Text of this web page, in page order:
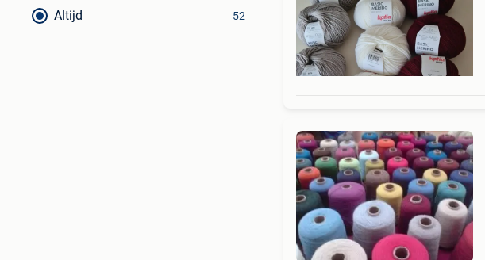
Altijd 52